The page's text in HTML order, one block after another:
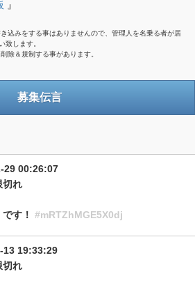
』
込みをする事はありませんので、管理人を名乗る者が居
致します。
除＆規制する事があります。
募集伝言
29 00:26:07
切れ
す！ #mRTZhMGE5X0dj
13 19:33:29
切れ